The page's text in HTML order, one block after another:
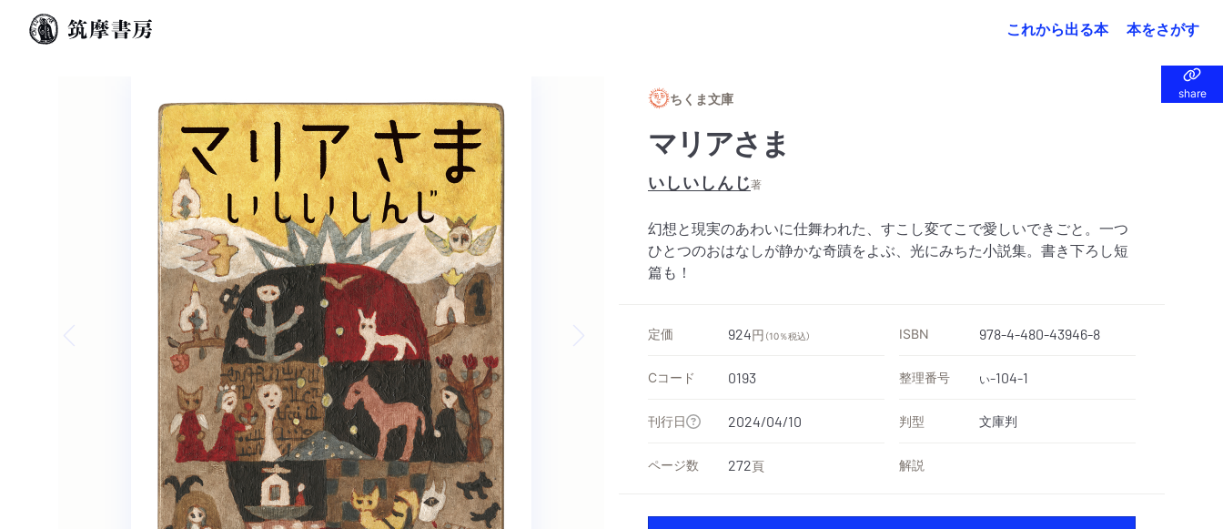
これから出る本 本をさがす
share
share
ちくま文庫
マリアさま
いしいしんじ著
幻想と現実のあわいに仕舞われた、すこし変てこで愛しいできごと。一つ
ひとつのおはなしが静かな奇蹟をよぶ、光にみちた小説集。書き下ろし短
篇も！
定価 924円 （10％税込） ISBN 978-4-480-43946-8
Cコード 0193 整理番号 い-104-1
刊行日 2024/04/10 判型 文庫判
ページ数 272頁 解説